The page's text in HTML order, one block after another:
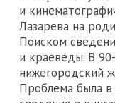
и
Лазарева на
Поиском
и краеведы. В
нижегородский
Проблема была в